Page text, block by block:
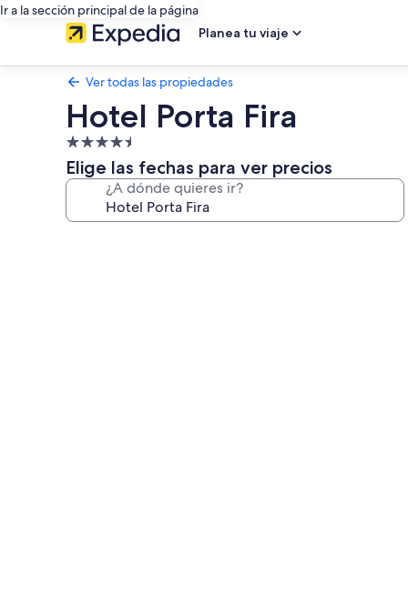
Ir a la sección principal de la página
Planea tu viaje
Ver todas las propiedades
Hotel Porta Fira
Propiedad
de
4.5
estrellas
Elige las fechas para ver precios
¿A dónde quieres ir?